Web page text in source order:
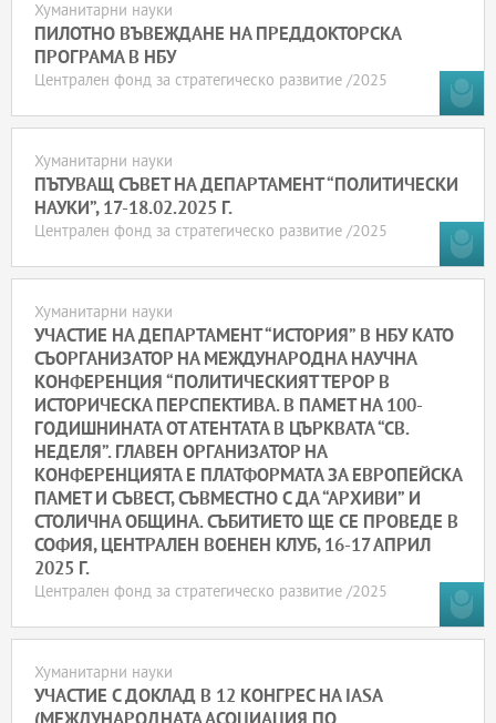
Хуманитарни науки
ПИЛОТНО ВЪВЕЖДАНЕ НА ПРЕДДОКТОРСКА
ПРОГРАМА В НБУ
Централен фонд за стратегическо развитие /2025
Хуманитарни науки
ПЪТУВАЩ СЪВЕТ НА ДЕПАРТАМЕНТ “ПОЛИТИЧЕСКИ
НАУКИ”, 17-18.02.2025 Г.
Централен фонд за стратегическо развитие /2025
Хуманитарни науки
УЧАСТИЕ НА ДЕПАРТАМЕНТ “ИСТОРИЯ” В НБУ КАТО
СЪОРГАНИЗАТОР НА МЕЖДУНАРОДНА НАУЧНА
КОНФЕРЕНЦИЯ “ПОЛИТИЧЕСКИЯТ ТЕРОР В
ИСТОРИЧЕСКА ПЕРСПЕКТИВА. В ПАМЕТ НА 100-
ГОДИШНИНАТА ОТ АТЕНТАТА В ЦЪРКВАТА “СВ.
НЕДЕЛЯ”. ГЛАВЕН ОРГАНИЗАТОР НА
КОНФЕРЕНЦИЯТА Е ПЛАТФОРМАТА ЗА ЕВРОПЕЙСКА
ПАМЕТ И СЪВЕСТ, СЪВМЕСТНО С ДА “АРХИВИ” И
СТОЛИЧНА ОБЩИНА. СЪБИТИЕТО ЩЕ СЕ ПРОВЕДЕ В
СОФИЯ, ЦЕНТРАЛЕН ВОЕНЕН КЛУБ, 16-17 АПРИЛ
2025 Г.
Централен фонд за стратегическо развитие /2025
Хуманитарни науки
УЧАСТИЕ С ДОКЛАД В 12 КОНГРЕС НА IASA